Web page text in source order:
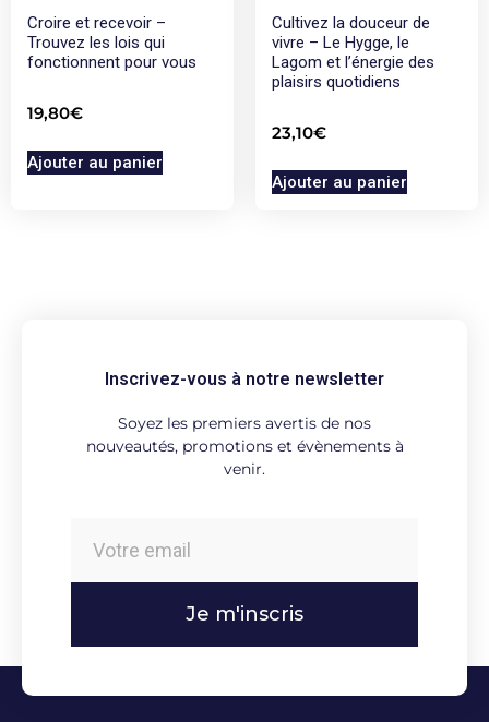
Croire et recevoir –
Trouvez les lois qui
fonctionnent pour vous
19,80€
Ajouter au panier
Cultivez la douceur de
vivre – Le Hygge, le
Lagom et l’énergie des
plaisirs quotidiens
23,10€
Ajouter au panier
Inscrivez-vous à notre newsletter
Soyez les premiers avertis de nos
nouveautés, promotions et évènements à
venir.
Je m'inscris